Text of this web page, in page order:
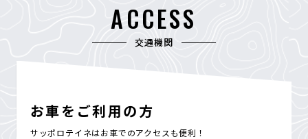
ACCESS
交通機関
お車をご利用の方
サッポロテイネはお車でのアクセスも便利！